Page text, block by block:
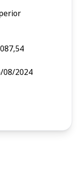
08/2024